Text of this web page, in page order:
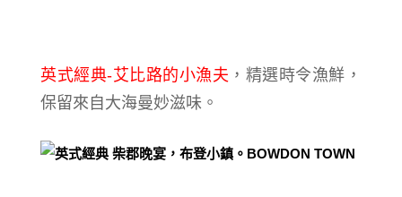
英式經典-艾比路的小漁夫 ，精選時令漁鮮，
保留來自大海曼妙滋味。